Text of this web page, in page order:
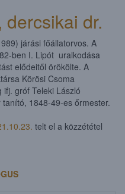
dercsikai dr.
járási főállatorvos. A
ben I. Li­pót uralkodása
elődeitől örökölte. A
Körösi Csoma
gróf Teleki László
1848-49-es őrmester.
telt el a közzététel